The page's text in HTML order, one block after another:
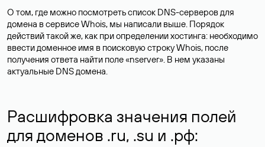
О том, где можно посмотреть список DNS-серверов для
домена в сервисе Whois, мы написали выше. Порядок
действий такой же, как при определении хостинга: необходимо
ввести доменное имя в поисковую строку Whois, после
получения ответа найти поле «nserver». В нем указаны
актуальные DNS домена.
Расшифровка значения полей
для доменов .ru, .su и .рф: